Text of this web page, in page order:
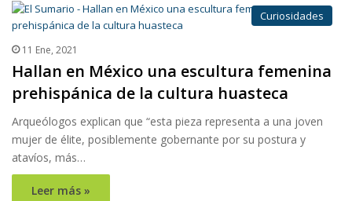
Curiosidades
11 Ene, 2021
Hallan en México una escultura femenina
prehispánica de la cultura huasteca
Arqueólogos explican que “esta pieza representa a una joven
mujer de élite, posiblemente gobernante por su postura y
atavíos, más…
Leer más »